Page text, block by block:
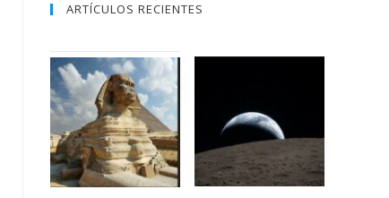
ARTÍCULOS RECIENTES